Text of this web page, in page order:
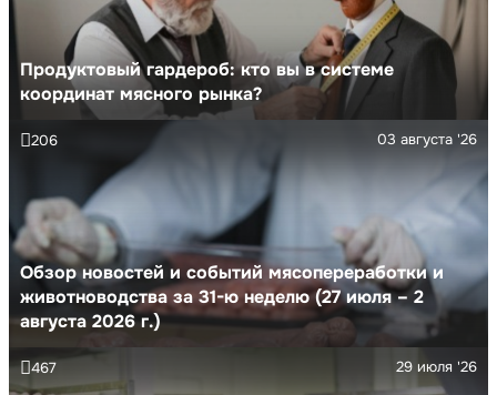
Продуктовый гардероб: кто вы в системе
координат мясного рынка?
Обзор новостей и событий мясопереработки и
животноводства за 31-ю неделю (27 июля – 2
августа 2026 г.)
03 августа '26
206
29 июля '26
467